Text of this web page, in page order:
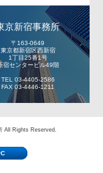
京新宿事務所
〒163-0649
東京都新宿区西新宿
1丁目25番1号
宿センタービル49階
TEL 03-4405-2586
FAX 03-4446-1211
All Rights Reserved.